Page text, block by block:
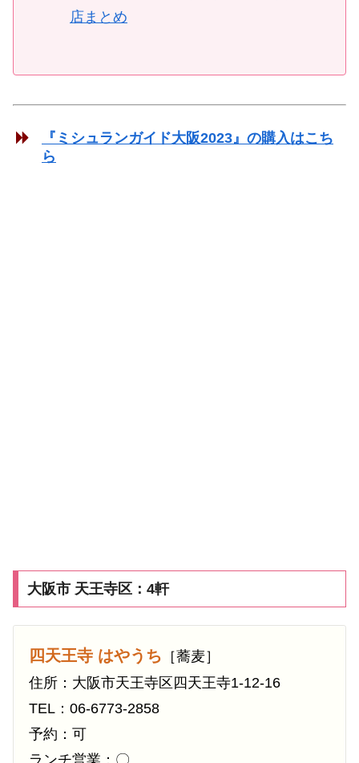
店まとめ
『ミシュランガイド大阪2023』の購入はこち
ら
大阪市 天王寺区：4軒
四天王寺 はやうち ［蕎麦］
住所：大阪市天王寺区四天王寺1-12-16
TEL：06-6773-2858
予約：可